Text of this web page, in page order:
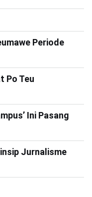
Periode
Po Teu
Ini Pasang
Jurnalisme